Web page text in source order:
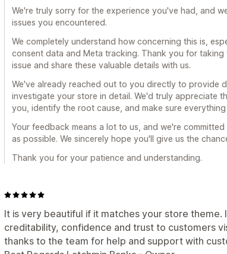
We're truly sorry for the experience you've had, and
issues you encountered.
We completely understand how concerning this is,
consent data and Meta tracking. Thank you for taking
issue and share these valuable details with us.
We've already reached out to you directly to provide
investigate your store in detail. We'd truly appreciate
you, identify the root cause, and make sure
Your feedback means a lot to us, and we're
as possible. We sincerely hope you'll give us the
Thank you for your patience and understanding.
It is very beautiful if it matches your store theme.
creditability, confidence and trust to customers
thanks to the team for help and support with